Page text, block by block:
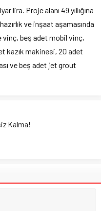
lira. Proje alanı 49 yıllığına
ve inşaat aşamasında
vinç, beş adet mobil vinç,
kazık makinesi, 20 adet
ve beş adet jet grout
Kalma!